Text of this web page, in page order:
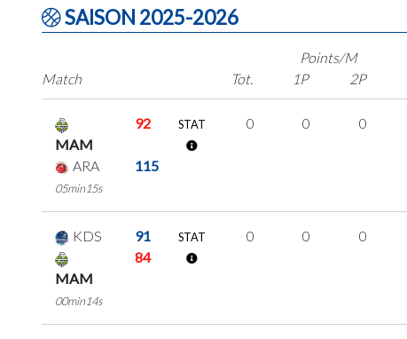
SAISON 2025-2026
Match
Points/M
Tot.
1P 2P
MAM
92
ARA 115
05min15s
STAT 0 0 0
KDS 91
MAM
84
00min14s
STAT 0 0 0